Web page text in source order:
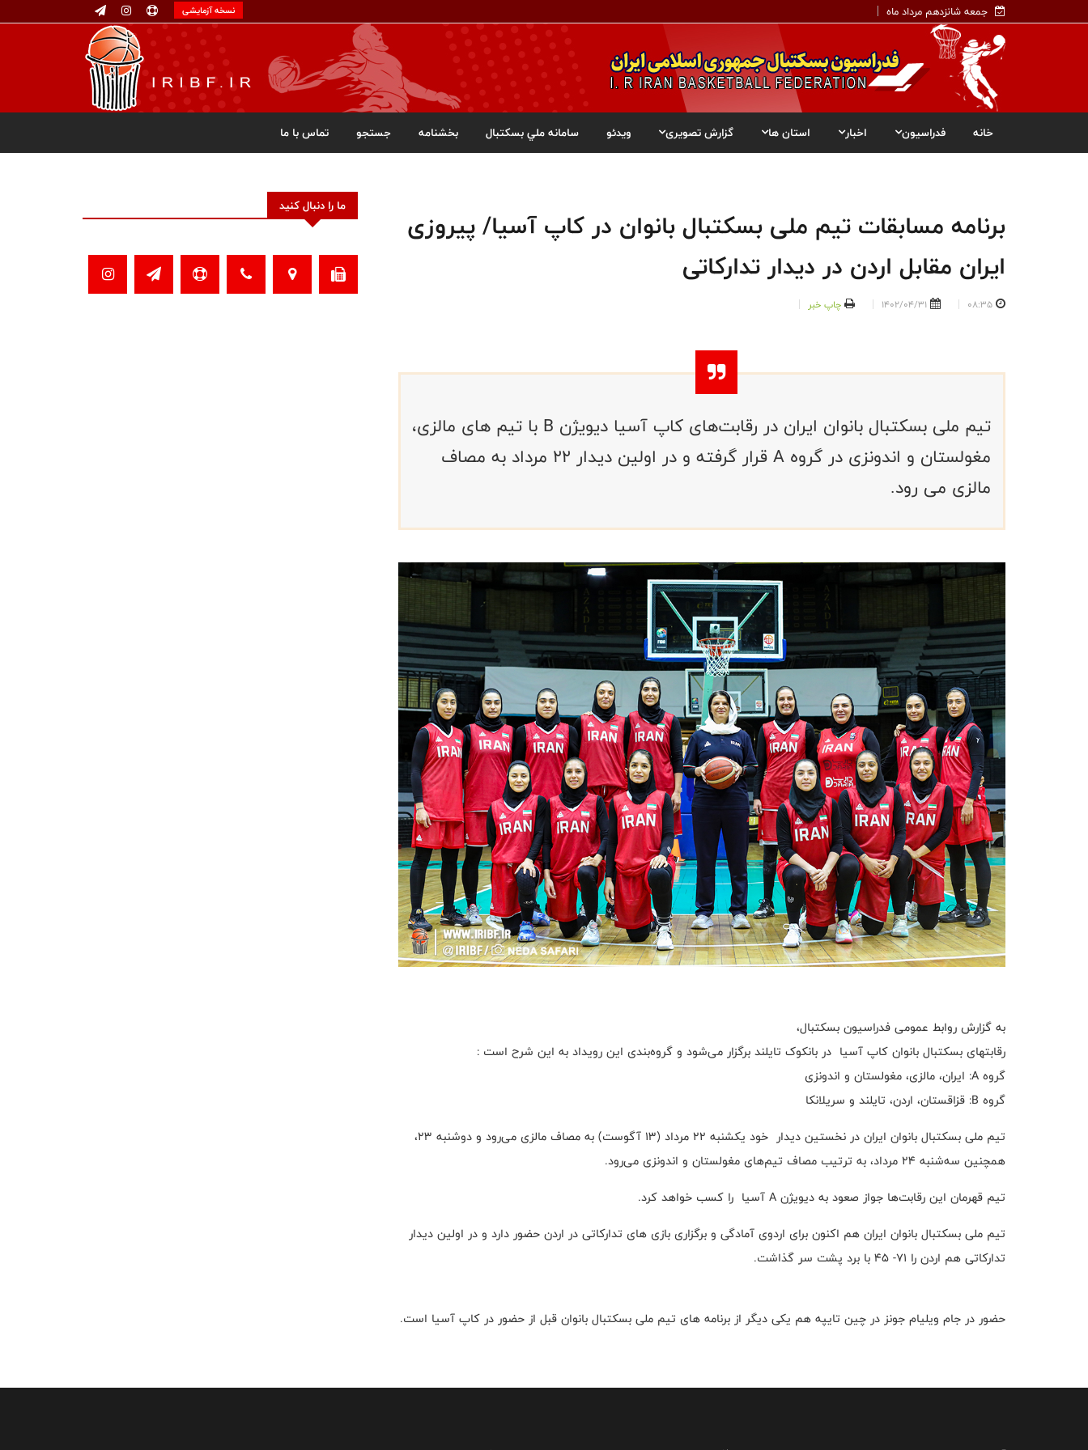
جمعه شانزدهم مرداد ماه نسخه آزمایشی
خانه فدراسیون اخبار استان ها گزارش تصویری ویدئو سامانه ملي بسکتبال بخشنامه جستجو تماس با ما
برنامه مسابقات تیم ملی بسکتبال بانوان در کاپ آسیا/ پیروزی
ایران مقابل اردن در دیدار تدارکاتی
08:35
1402/04/31 چاپ خبر
تیم ملی بسکتبال بانوان ایران در رقابت‌های کاپ آسیا دیویژن B با تیم های مالزی،
مغولستان و اندونزی در گروه A قرار گرفته و در اولین دیدار ۲۲ مرداد به مصاف
مالزی می رود.
به گزارش روابط عمومی فدراسیون بسکتبال،
رقابتهای بسکتبال بانوان کاپ آسیا در بانکوک تایلند برگزار می‌شود و گروه‌بندی این رویداد به این شرح است :
گروه A: ایران، مالزی، مغولستان و اندونزی
گروه B: قزاقستان، اردن، تایلند و سریلانکا
تیم ملی بسکتبال بانوان ایران در نخستین دیدار خود یکشنبه ۲۲ مرداد (۱۳ آگوست) به مصاف مالزی می‌رود و دوشنبه ۲۳،
همچنین سه‌شنبه ۲۴ مرداد، به ترتیب مصاف تیم‌های مغولستان و اندونزی می‌رود.
تیم قهرمان این رقابت‌ها جواز صعود به دیویژن A آسیا را کسب خواهد کرد.
تیم ملی بسکتبال بانوان ایران هم اکنون برای اردوی آمادگی و برگزاری بازی های تدارکاتی در اردن حضور دارد و در اولین دیدار
تدارکاتی هم اردن را ۷۱- ۴۵ با برد پشت سر گذاشت.
حضور در جام ویلیام جونز در چین تایپه هم یکی دیگر از برنامه های تیم ملی بسکتبال بانوان قبل از حضور در کاپ آسیا است.
ما را دنبال کنید